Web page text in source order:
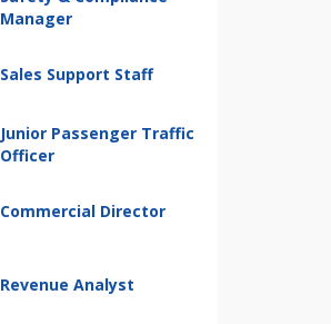
Manager
Sales Support Staff
Junior Passenger Traffic
Officer
Commercial Director
Revenue Analyst